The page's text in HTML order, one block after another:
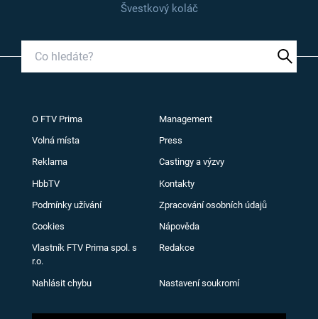
Švestkový koláč
O FTV Prima Management
Volná místa Press
Reklama Castingy a výzvy
HbbTV Kontakty
Podmínky užívání Zpracování osobních údajů
Cookies Nápověda
Vlastník FTV Prima spol. s
r.o.
Redakce
Nahlásit chybu Nastavení soukromí